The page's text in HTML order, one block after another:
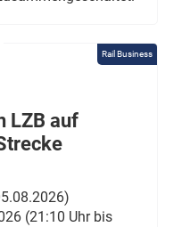
Rail Business
LZB auf
(21:10 Uhr bis